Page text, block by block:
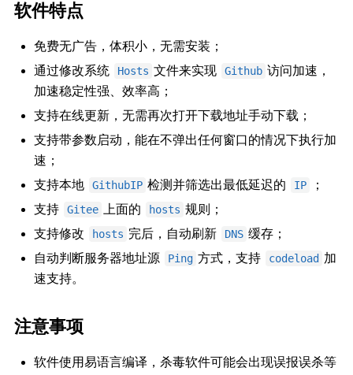
软件特点
免费无广告，体积小，无需安装；
通过修改系统
Hosts 文件来实现 Github 访问加速，
加速稳定性强、效率高；
支持在线更新，无需再次打开下载地址手动下载；
支持带参数启动，能在不弹出任何窗口的情况下执行加
速；
支持本地
GithubIP 检测并筛选出最低延迟的 IP
；
支持
Gitee 上面的 hosts 规则；
支持修改
hosts 完后，自动刷新 DNS 缓存；
自动判断服务器地址源
Ping 方式，支持 codeload 加
速支持。
注意事项
软件使用易语言编译，杀毒软件可能会出现误报误杀等